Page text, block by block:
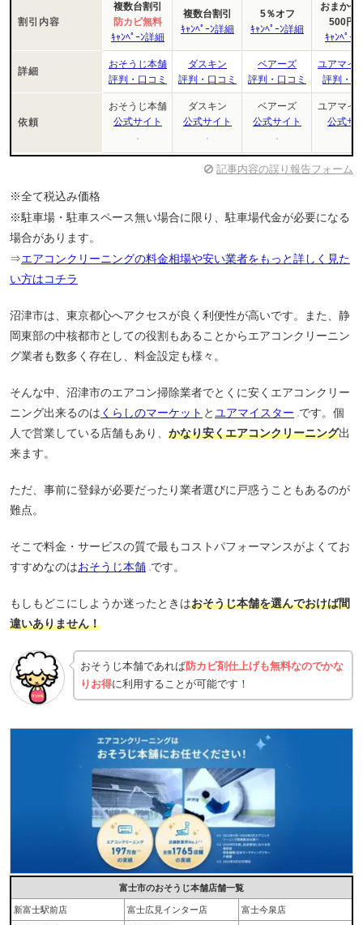
割引内容
複数台割引
防カビ無料
ｷｬﾝﾍﾟｰﾝ詳細
複数台割引
ｷｬﾝﾍﾟｰﾝ詳細
5％オフ
ｷｬﾝﾍﾟｰﾝ詳細
おまかせ
500円
ｷｬﾝﾍﾟｰﾝ
詳細
おそうじ本舗
評判・口コミ
ダスキン
評判・口コミ
ベアーズ
評判・口コミ
ユアマイ
評判・
依頼
おそうじ本舗
公式サイト
ダスキン
公式サイト
ベアーズ
公式サイト
ユアマイ
公式サ
記事内容の誤り報告フォーム
※全て税込み価格
※駐車場・駐車スペース無い場合に限り、駐車場代金が必要になる
場合があります。
⇒エアコンクリーニングの料金相場や安い業者をもっと詳しく見た
い方はコチラ
沼津市は、東京都心へアクセスが良く利便性が高いです。また、静
岡東部の中核都市としての役割もあることからエアコンクリーニン
グ業者も数多く存在し、料金設定も様々。
そんな中、沼津市のエアコン掃除業者でとくに安くエアコンクリー
ニング出来るのは くらしのマーケット とユアマイスター です。個
人で営業している店舗もあり、 かなり安くエアコンクリーニング出
来ます。
ただ、事前に登録が必要だったり業者選びに戸惑うこともあるのが
難点。
そこで料金・サービスの質で最もコストパフォーマンスがよくてお
すすめなのはおそうじ本舗 です。
もしもどこにしようか迷ったときはおそうじ本舗を選んでおけば間
違いありません！
おそうじ本舗であれば防カビ剤仕上げも無料なのでかな
りお得に利用することが可能です！
富士市のおそうじ本舗店舗一覧
新富士駅前店 富士広見インター店 富士今泉店